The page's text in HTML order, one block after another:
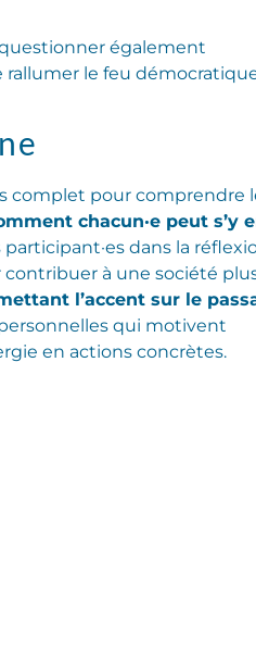
également
le feu
complet pour comprendre
chacun·e peut s’y
dans la
à une société
l’accent sur le
qui motivent
en actions concrètes.